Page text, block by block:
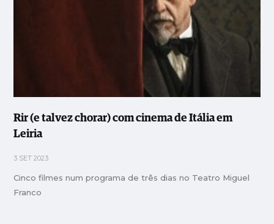
Rir (e talvez chorar) com cinema de Itália em
Leiria
3 SET 2023
Cinco filmes num programa de três dias no Teatro Miguel
Franco